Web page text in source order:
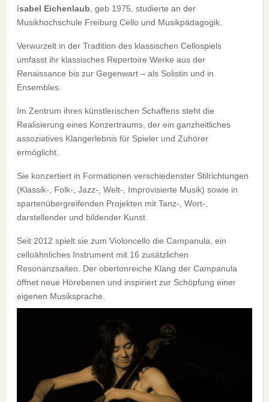
Isabel Eichenlaub, geb 1975, studierte an der
Musikhochschule Freiburg Cello und Musikpädagogik.
Verwurzelt in der Tradition des klassischen Cellospiels
umfasst ihr klassisches Repertoire Werke aus der
Renaissance bis zur Gegenwart – als Solistin und in
Ensembles.
Im Zentrum ihres künstlerischen Schaffens steht die
Realisierung eines Konzertraums, der ein ganzheitliches
assoziatives Klangerlebnis für Spieler und Zuhörer
ermöglicht.
Sie konzertiert in Formationen verschiedenster Stilrichtungen
(Klassik-, Folk-, Jazz-, Welt-, Improvisierte Musik) sowie in
spartenübergreifenden Projekten mit Tanz-, Wort-,
darstellender und bildender Kunst.
Seit 2012 spielt sie zum Violoncello die Campanula, ein
celloähnliches Instrument mit 16 zusätzlichen
Resonanzsaiten. Der obertonreiche Klang der Campanula
öffnet neue Hörebenen und inspiriert zur Schöpfung einer
eigenen Musiksprache.